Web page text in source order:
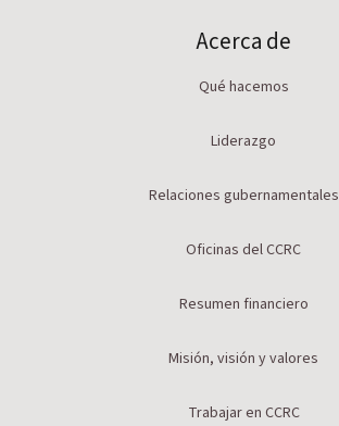
Acerca de
Qué hacemos
Liderazgo
Relaciones gubernamentales
Oficinas del CCRC
Resumen financiero
Misión, visión y valores
Trabajar en CCRC